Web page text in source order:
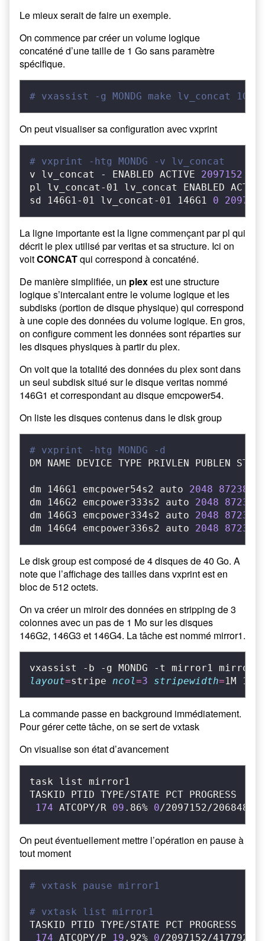
Le mieux serait de faire un exemple.
On commence par créer un volume logique
concaténé d’une taille de 1 Go sans paramètre
spécifique.
# vxassist -g MONDG make lv_concat 1G
On peut visualiser sa configuration avec vxprint
# vxprint -htg MONDG -v lv_concat
v lv_concat - ENABLED ACTIVE 2097152
pl lv_concat-01 lv_concat ENABLED
sd 146G1-01 lv_concat-01 146G1 0
La ligne importante est la ligne commençant par pl qui
décrit le plex utilisé par veritas et sa structure. Ici on
voitCONCATqui correspond à concaténé.
De manière simplifiée, un plexest une structure
logique s’intercalant entre le volume logique et les
subdisks (portion de disque physique) qui correspond
à une copie des données du volume logique. En gros,
on configure comment les données sont réparties sur
les disques physiques à partir du plex.
On voit que la totalité des données du plex sont dans
un seul subdisk situé sur le disque veritas nommé
146G1 et correspondant au disque emcpower54.
On liste les disques contenus dans le disk group
# vxprint -htg MONDG -d
DM NAME DEVICE TYPE PRIVLEN PUBLEN
dm 146G1 emcpower54s2 auto 2048
dm 146G2 emcpower333s2 auto 2048
dm 146G3 emcpower334s2 auto 2048
dm 146G4 emcpower336s2 auto 2048
Le disk group est composé de 4 disques de 40 Go. A
note que l’affichage des tailles dans vxprint est en
bloc de 512 octets.
On va créer un miroir des données en stripping de 3
colonnes avec un pas de 1 Mo sur les disques
146G2, 146G3 et 146G4. La tâche est nommé mirror1.
vxassist -b -g MONDG -t mirror1 mirror
layout=stripe ncol=3 stripewidth=1M
La commande passe en background immédiatement.
Pour gérer cette tâche, on se sert de vxtask
On visualise son état d’avancement
task list mirror1
TASKID PTID TYPE/STATE PCT PROGRESS
174 ATCOPY/R 09 .86% 0/2097152/206848
On peut éventuellement mettre l’opération en pause à
tout moment
# vxtask pause mirror1
# vxtask list mirror1
TASKID PTID TYPE/STATE PCT PROGRESS
174 ATCOPY/P 19 .92% 0/2097152/417792